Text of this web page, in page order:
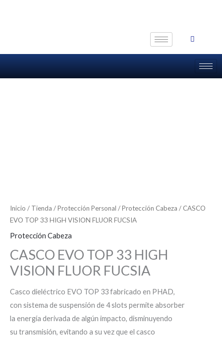
Inicio / Tienda /Protección Personal /Protección Cabeza / CASCO
EVO TOP 33 HIGH VISION FLUOR FUCSIA
Protección Cabeza
CASCO EVO TOP 33 HIGH
VISION FLUOR FUCSIA
Casco dieléctrico EVO TOP 33 fabricado en PHAD,
con sistema de suspensión de 4 slots permite absorber
la energía derivada de algún impacto, disminuyendo
su transmisión, evitando a su vez que el casco